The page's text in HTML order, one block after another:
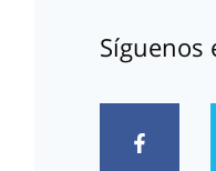
Síguenos